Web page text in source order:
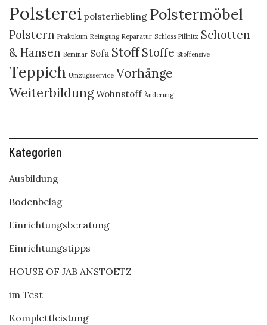
Polsterei polsterliebling Polstermöbel
Polstern Praktikum Reinigung Reparatur Schloss Pillnitz Schotten
& Hansen Seminar Sofa Stoff Stoffe Stoffensive
Teppich Umzugsservice Vorhänge
Weiterbildung Wohnstoff Änderung
Kategorien
Ausbildung
Bodenbelag
Einrichtungsberatung
Einrichtungstipps
HOUSE OF JAB ANSTOETZ
im Test
Komplettleistung